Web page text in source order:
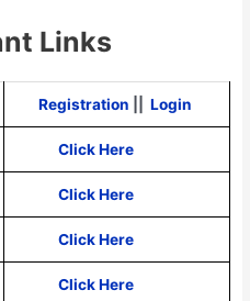
Links
Registration ||Login
Click Here
Click Here
Click Here
Click Here